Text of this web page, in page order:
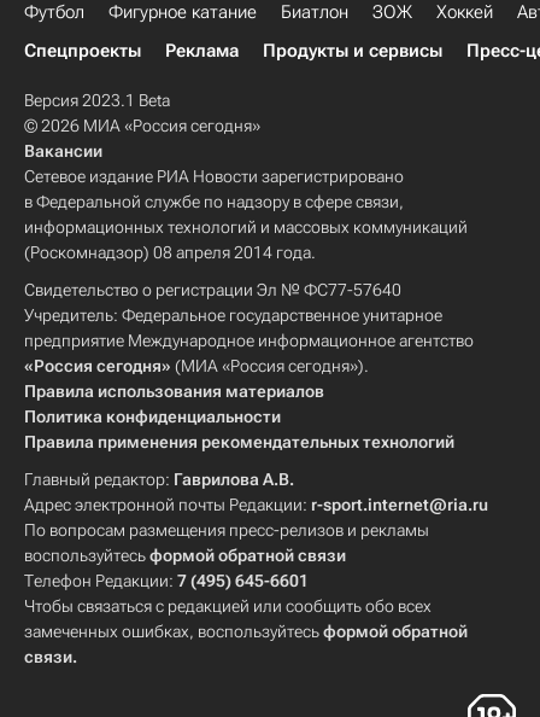
Футбол Фигурное катание Биатлон ЗОЖ Хоккей
Спецпроекты
Реклама Продукты и сервисы Пресс-
Версия 2023.1 Beta
© 2026 МИА «Россия сегодня»
Вакансии
Сетевое издание РИА Новости зарегистрировано
в Федеральной службе по надзору в сфере связи,
информационных технологий и массовых коммуникаций
(Роскомнадзор) 08 апреля 2014 года.
Свидетельство о регистрации Эл № ФС77-57640
Учредитель: Федеральное государственное унитарное
предприятие Международное информационное агентство
«Россия сегодня» (МИА «Россия сегодня»).
Правила использования материалов
Политика конфиденциальности
Правила применения рекомендательных технологий
Главный редактор: Гаврилова А.В.
Адрес электронной почты Редакции: r-sport.internet@ria.ru
По вопросам размещения пресс-релизов и рекламы
воспользуйтесьформой обратной связи
Телефон Редакции: 7 (495) 645-6601
Чтобы связаться с редакцией или сообщить обо всех
замеченных ошибках, воспользуйтесьформой обратной
связи.